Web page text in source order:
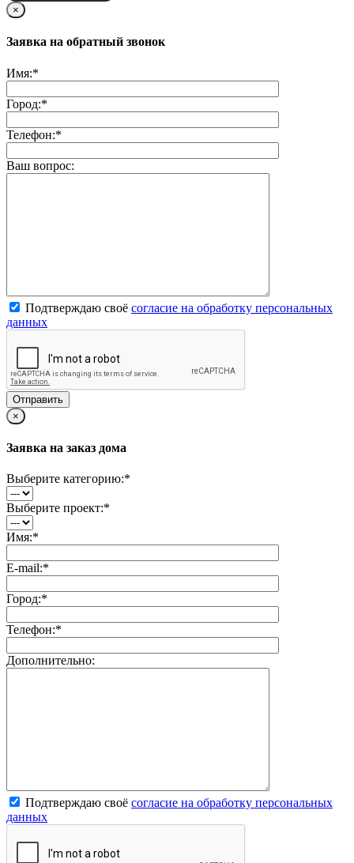
×
Заявка на обратный звонок
Имя:*
Город:*
Телефон:*
Ваш вопрос:
Подтверждаю своё согласие на обработку персональных
данных
×
Заявка на заказ дома
Выберите категорию:*
Выберите проект:*
Имя:*
E-mail:*
Город:*
Телефон:*
Дополнительно:
Подтверждаю своё согласие на обработку персональных
данных